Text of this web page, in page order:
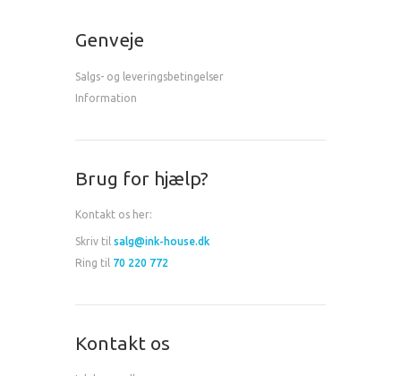
Genveje
Salgs- og leveringsbetingelser
Information
Brug for hjælp?
Kontakt os her:
Skriv til salg@ink-house.dk
Ring til 70 220 772
Kontakt os